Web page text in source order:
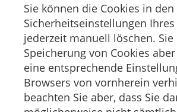
Sie können die Cookies in den
Sicherheitseinstellungen
jederzeit manuell löschen.
Speicherung von Cookies
eine entsprechende
Browsers von vornherein
beachten Sie aber, dass Sie